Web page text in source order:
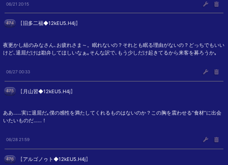
06/21 20:15
474 【 旧多二福◆12kEU5.H4j】
夜更かし組のみなさん､お疲れさま～。眠れないの？それとも眠る理由がないの？どっちでもいい
けど､退屈だけは勘弁してほしいなぁ｡そんな訳で､もう少しだけ起きてるから来客を募ろうか｡
06/27 00:33
475 【 月山習◆12kEU5.H4j】
ああ……実に退屈だ｡僕の感性を満たしてくれるものはないのか？この胸を震わせる”食材”に出会
いたいものだ……！
06/28 21:59
476 【アルゴノゥト◆12kEU5.H4j】